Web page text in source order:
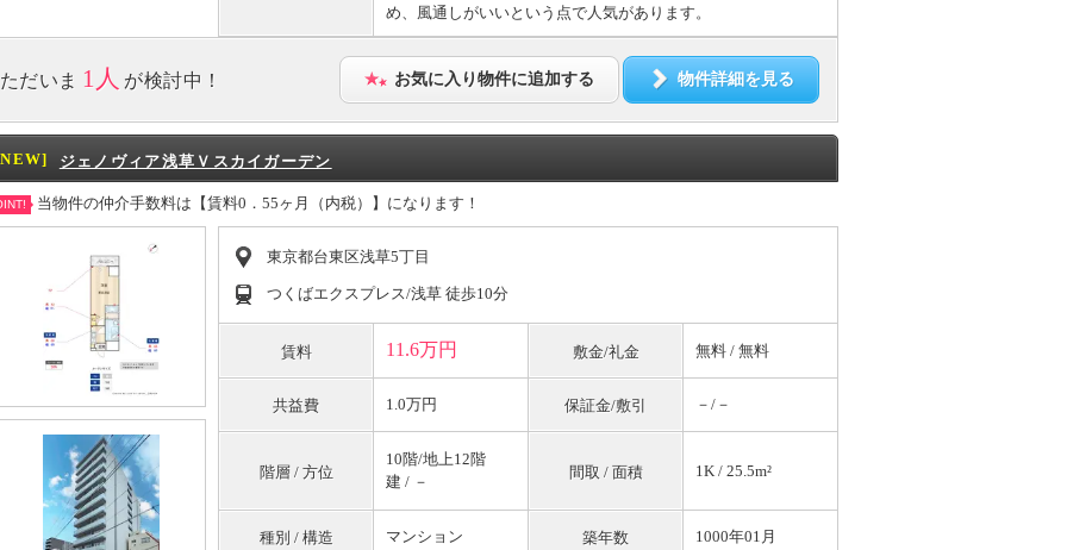
め、風通しがいいという点で人気があります。
ただいま 1人 が検討中！ お気に入り物件に追加する 物件詳細を見る
ジェノヴィア浅草Ｖスカイガーデン
当物件の仲介手数料は【賃料0．55ヶ月（内税）】になります！
東京都台東区浅草5丁目
つくばエクスプレス/浅草 徒歩10分
賃料 11.6万円 敷金/礼金 無料 / 無料
共益費 1.0万円 保証金/敷引 －/－
階層 / 方位
10階/地上12階
建 / －
間取 / 面積 1K / 25.5m²
種別 / 構造 マンション 築年数 1000年01月